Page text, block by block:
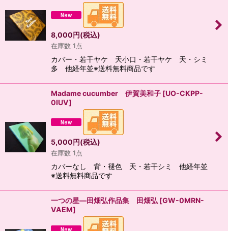
8,000円(税込)
在庫数 1点
カバー・若干ヤケ 天小口・若干ヤケ 天・シミ
多 他経年並※送料無料商品です
Madame cucumber 伊賀美和子 [UO-CKPP-
0IUV]
5,000円(税込)
在庫数 1点
カバーなし 背・褪色 天・若干シミ 他経年並
※送料無料商品です
一つの星―田畑弘作品集 田畑弘 [GW-0MRN-
VAEM]